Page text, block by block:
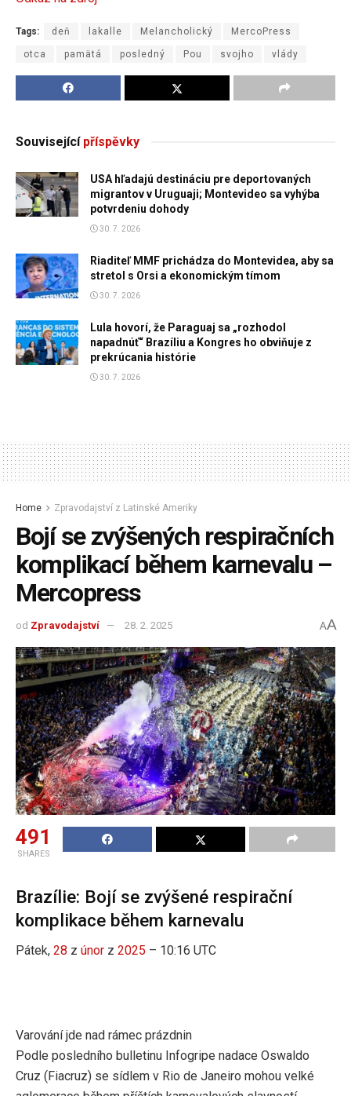
Tags: deň lakalle Melancholický MercoPress
otca pamätá posledný Pou svojho vlády
Souvisejícípříspěvky
USA hľadajú destináciu pre deportovaných
migrantov v Uruguaji; Montevideo sa vyhýba
potvrdeniu dohody
30. 7. 2026
Riaditeľ MMF prichádza do Montevidea, aby sa
stretol s Orsi a ekonomickým tímom
30. 7. 2026
Lula hovorí, že Paraguaj sa „rozhodol
napadnúť“ Brazíliu a Kongres ho obviňuje z
prekrúcania histórie
30. 7. 2026
Home Zpravodajství z Latinské Ameriky
Bojí se zvýšených respiračních
komplikací během karnevalu –
Mercopress
od Zpravodajství 28. 2. 2025 AA
491
SHARES
Brazílie: Bojí se zvýšené respirační
komplikace během karnevalu
Pátek, 28 z únor z 2025 – 10:16 UTC
Varování jde nad rámec prázdnin
Podle posledního bulletinu Infogripe nadace Oswaldo
Cruz (Fiacruz) se sídlem v Rio de Janeiro mohou velké